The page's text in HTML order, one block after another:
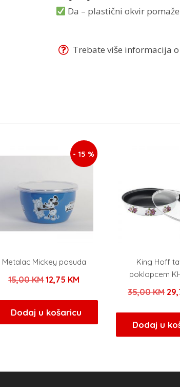
Da – plastični okvir
Trebate više informacija
- 15 %
Metalac Mickey posuda
15,00KMIzvorna
bila
je:
12,75 KM
je:
12,75 KM.
Dodaj u košaricu
King Hoff
poklopcem
35,00KM
je:
Dodaj u